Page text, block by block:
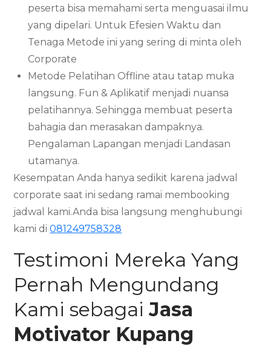
peserta bisa memahami serta menguasai ilmu
yang dipelari. Untuk Efesien Waktu dan
Tenaga Metode ini yang sering di minta oleh
Corporate
Metode Pelatihan Offline atau tatap muka
langsung. Fun & Aplikatif menjadi nuansa
pelatihannya. Sehingga membuat peserta
bahagia dan merasakan dampaknya.
Pengalaman Lapangan menjadi Landasan
utamanya.
Kesempatan Anda hanya sedikit karena jadwal
corporate saat ini sedang ramai membooking
jadwal kami.Anda bisa langsung menghubungi
kami di081249758328
Testimoni Mereka Yang
Pernah Mengundang
Kami sebagaiJasa
Motivator Kupang